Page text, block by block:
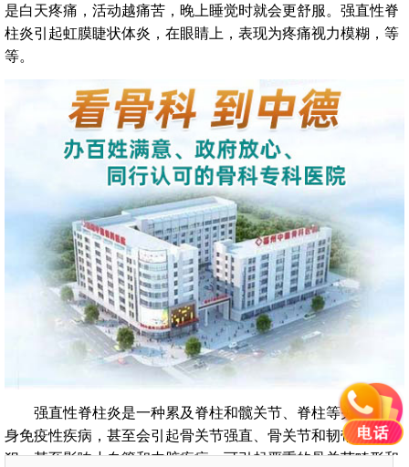
是白天疼痛，活动越痛苦，晚上睡觉时就会更舒服。强直性脊
柱炎引起虹膜睫状体炎，在眼睛上，表现为疼痛视力模糊，等
等。
强直性脊柱炎是一种累及脊柱和髋关节、脊柱等关节的自
身免疫性疾病，甚至会引起骨关节强直、骨关节和韧带肌囊侵
犯，甚至影响小血管和内脏疾病，可引起严重的骨关节畸形和